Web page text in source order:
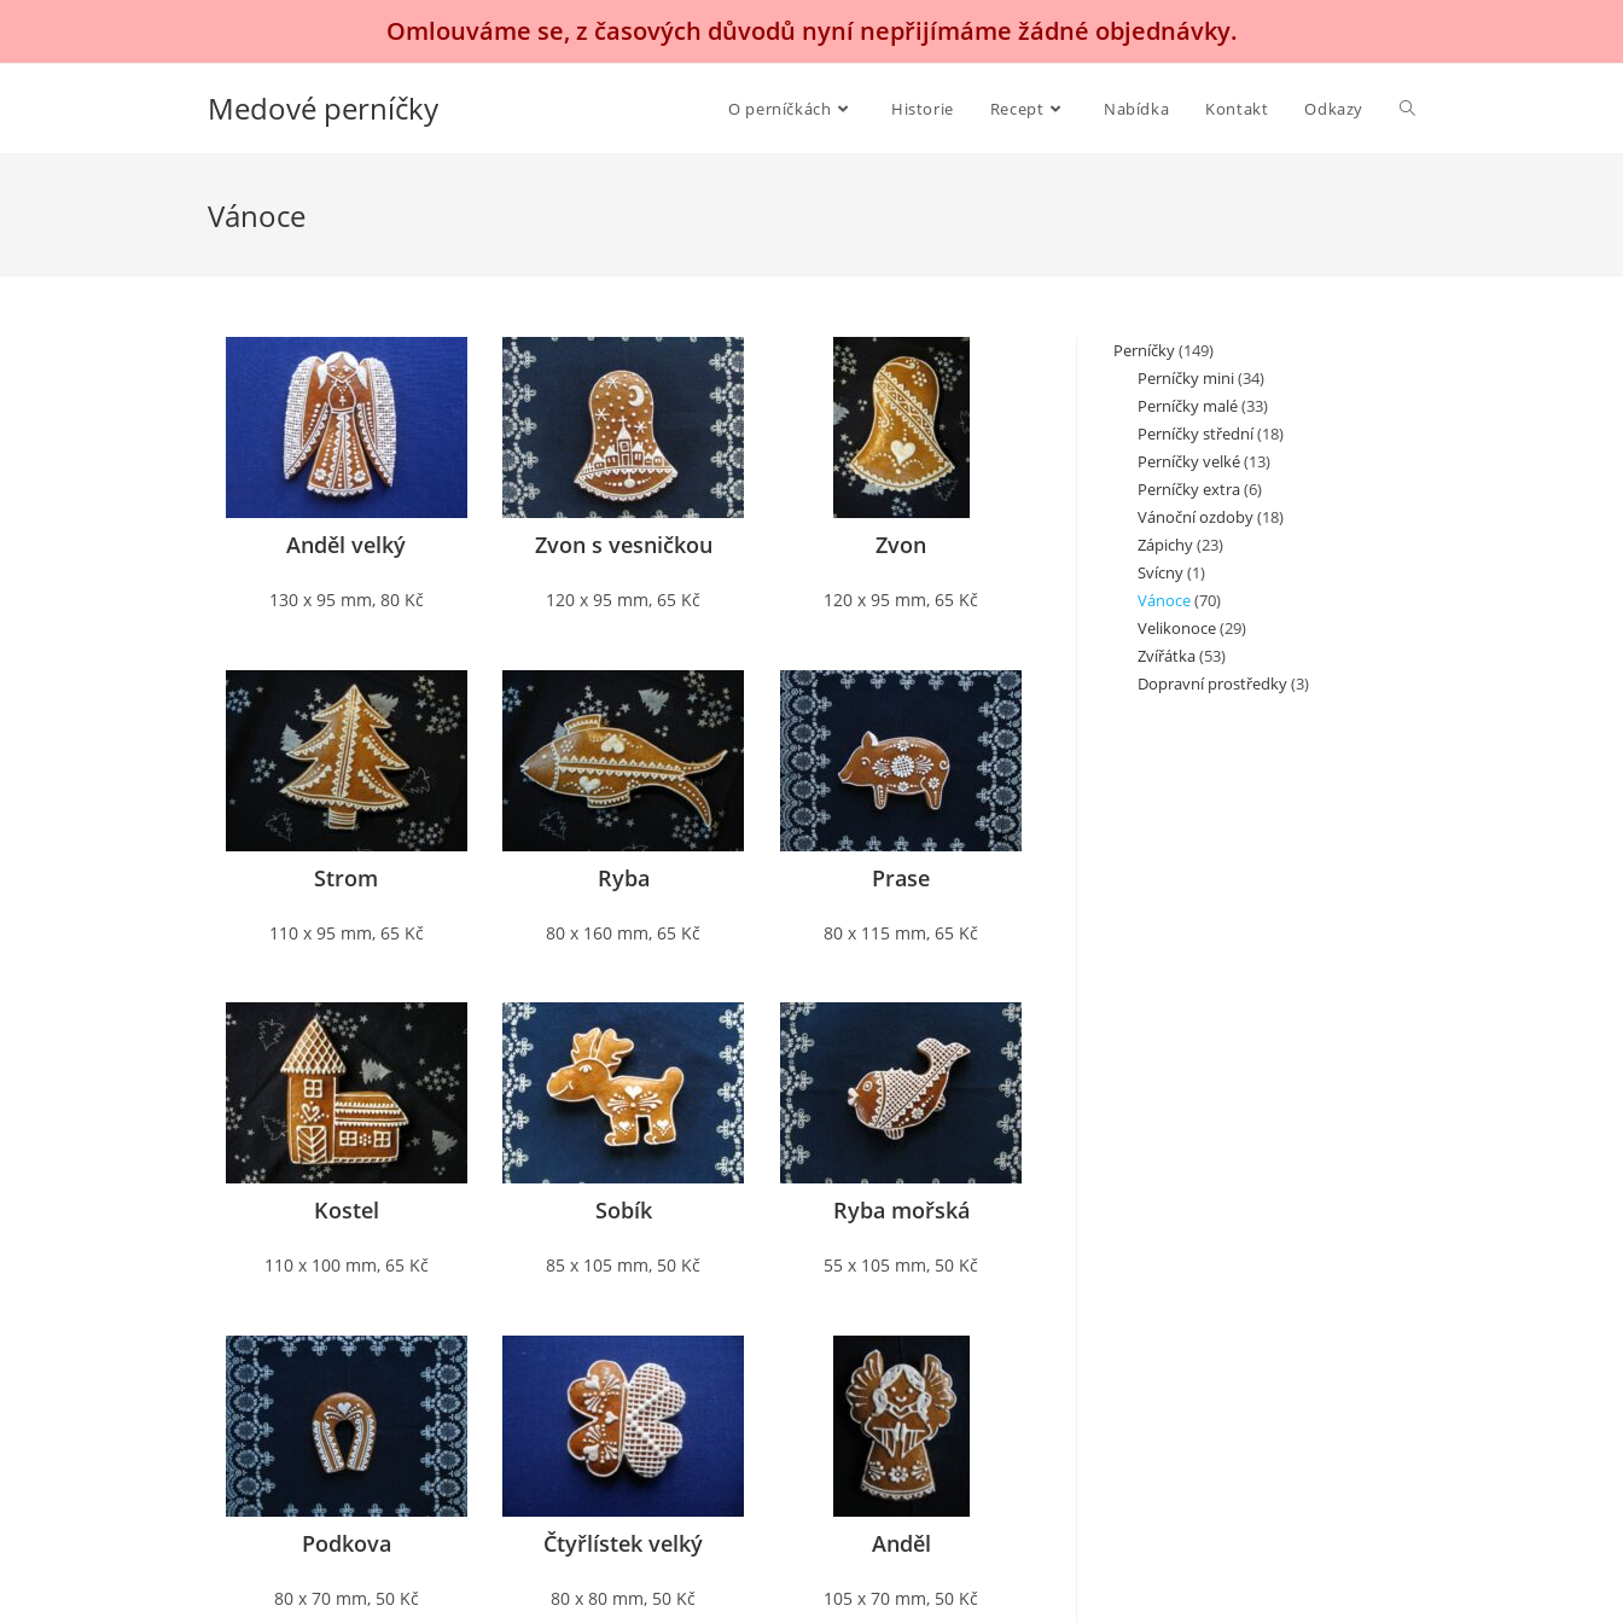
Omlouváme se, z časových důvodů nyní nepřijímáme žádné objednávky.
Medové perníčky O perníčkách Historie Recept Nabídka Kontakt Odkazy
Vánoce
Anděl velký
130 x 95 mm, 80 Kč
Zvon s vesničkou
120 x 95 mm, 65 Kč
Zvon
120 x 95 mm, 65 Kč
Strom
110 x 95 mm, 65 Kč
Ryba
80 x 160 mm, 65 Kč
Prase
80 x 115 mm, 65 Kč
Kostel
110 x 100 mm, 65 Kč
Sobík
85 x 105 mm, 50 Kč
Ryba mořská
55 x 105 mm, 50 Kč
Podkova
80 x 70 mm, 50 Kč
Čtyřlístek velký
80 x 80 mm, 50 Kč
Anděl
105 x 70 mm, 50 Kč
Perníčky(149)
Perníčky mini(34)
Perníčky malé(33)
Perníčky střední(18)
Perníčky velké(13)
Perníčky extra(6)
Vánoční ozdoby(18)
Zápichy(23)
Svícny(1)
Vánoce(70)
Velikonoce(29)
Zvířátka(53)
Dopravní prostředky(3)